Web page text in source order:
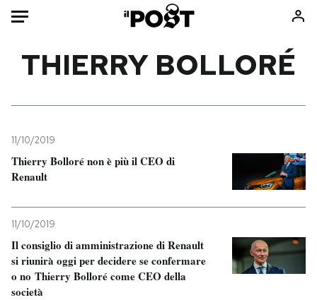
Mondo
Politica
Tecnologia
Scienza
Cultura
Economia
Sport
Europa
Altrecose
Mondiali calcio 2026
THIERRY BOLLORÉ
11/10/2019
Thierry Bolloré non è più il CEO di
Renault
11/10/2019
Il consiglio di amministrazione di Renault
si riunirà oggi per decidere se confermare
o no Thierry Bolloré come CEO della
società